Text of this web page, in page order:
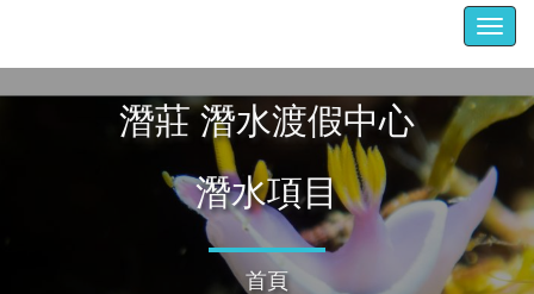
潛莊 潛水渡假中心
潛水項目
首頁